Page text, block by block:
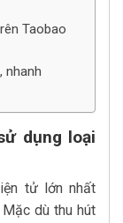
Taobao
nhanh
dụng loại
tử lớn nhất
dù thu hút